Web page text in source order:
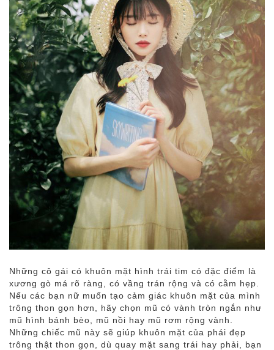
Những cô gái có khuôn mặt hình trái tim có đặc điểm là
xương gò má rõ ràng, có vầng trán rộng và có cằm hẹp.
Nếu các bạn nữ muốn tạo cảm giác khuôn mặt của mình
trông thon gọn hơn, hãy chọn mũ có vành tròn ngắn như
mũ hình bánh bèo, mũ nồi hay mũ rơm rộng vành.
Những chiếc mũ này sẽ giúp khuôn mặt của phái đẹp
trông thật thon gọn, dù quay mặt sang trái hay phải, bạn